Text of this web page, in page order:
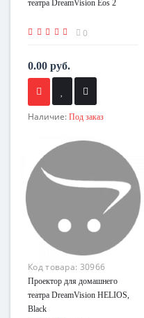
театра DreamVision Eos 2
0
0.00 руб.
Наличие: Под заказ
Код товара: 30966
Проектор для домашнего
театра DreamVision HELIOS,
Black